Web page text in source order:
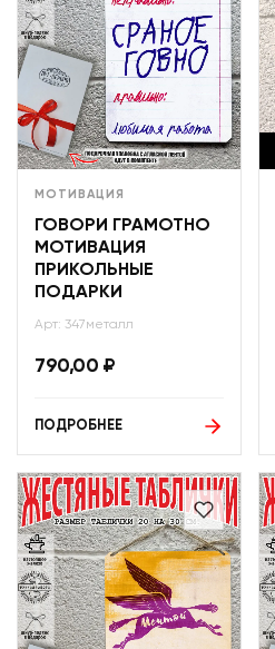
МОТИВАЦИЯ
ГОВОРИ ГРАМОТНО
МОТИВАЦИЯ
ПРИКОЛЬНЫЕ
ПОДАРКИ
Арт: 347металл
790,00 ₽
ПОДРОБНЕЕ